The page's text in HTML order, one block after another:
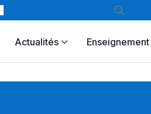
Actualités